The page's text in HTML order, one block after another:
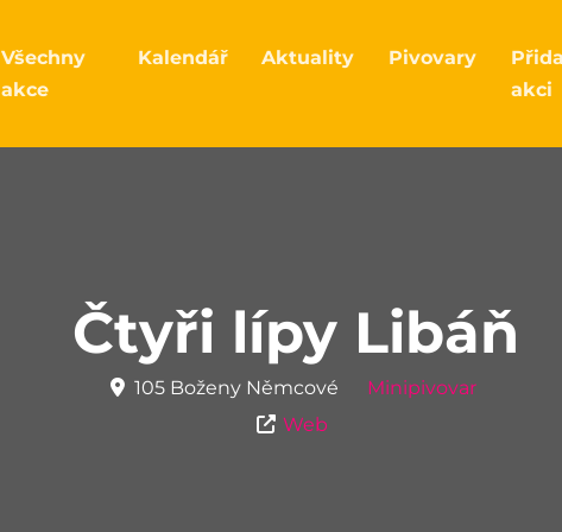
Všechny
akce
Kalendář Aktuality Pivovary
akci
Čtyři lípy Libáň
105 Boženy Němcové
Minipivovar
Web